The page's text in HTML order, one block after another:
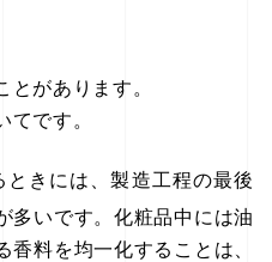
とがあります。
てです。
ときには、製造工程の最後
多いです。化粧品中には油
香料を均一化することは、